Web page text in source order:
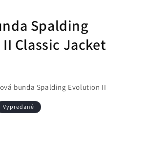
Spalding
Classic Jacket
bunda Spalding Evolution II
Vypredané